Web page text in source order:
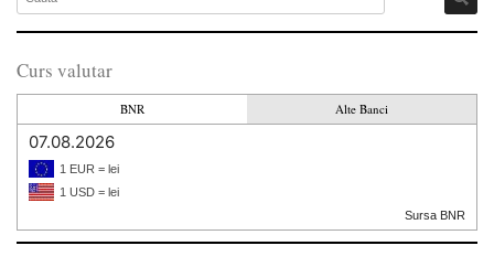
Curs valutar
BNR Alte Banci
07.08.2026
1 EUR = lei
1 USD = lei
Sursa BNR